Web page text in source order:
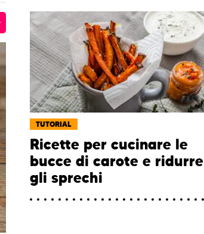
TUTORIAL
Ricette per cucinare le
bucce di carote e ridurre
gli sprechi